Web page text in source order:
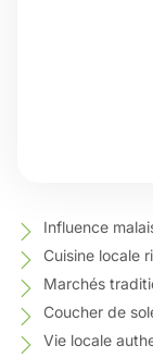
Influence
Cuisine locale
Marchés
Coucher de
Vie locale